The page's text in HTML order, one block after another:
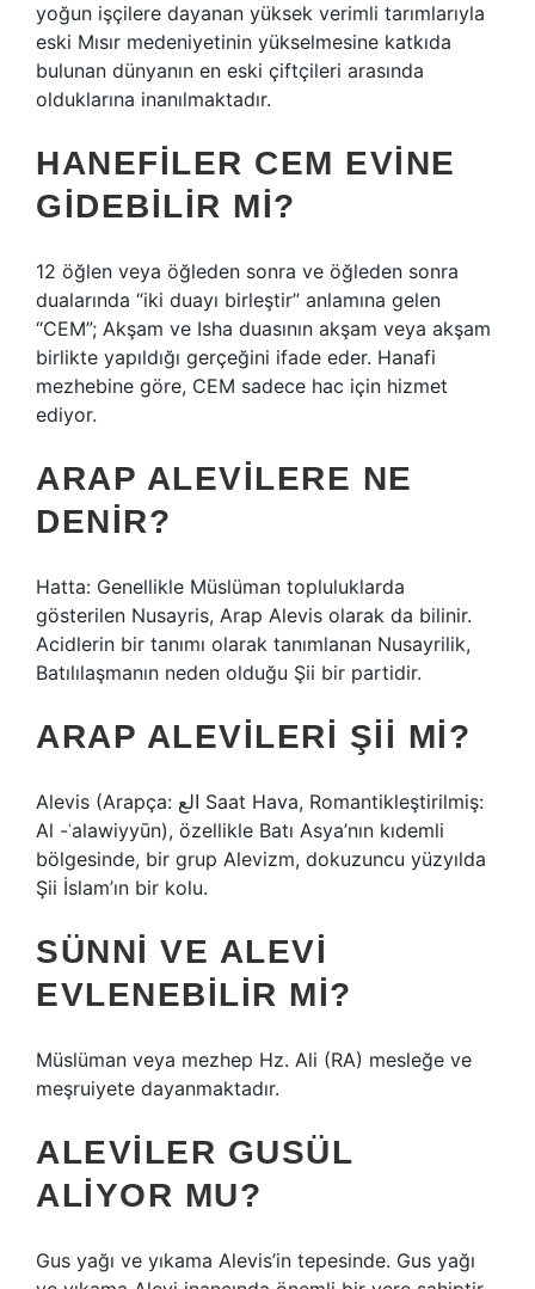
yoğun işçilere dayanan yüksek verimli tarımlarıyla
eski Mısır medeniyetinin yükselmesine katkıda
bulunan dünyanın en eski çiftçileri arasında
olduklarına inanılmaktadır.
HANEFILER CEM EVINE
GIDEBILIR MI?
12 öğlen veya öğleden sonra ve öğleden sonra
dualarında “iki duayı birleştir” anlamına gelen
“CEM”; Akşam ve Isha duasının akşam veya akşam
birlikte yapıldığı gerçeğini ifade eder. Hanafi
mezhebine göre, CEM sadece hac için hizmet
ediyor.
ARAP ALEVILERE NE
DENIR?
Hatta: Genellikle Müslüman topluluklarda
gösterilen Nusayris, Arap Alevis olarak da bilinir.
Acidlerin bir tanımı olarak tanımlanan Nusayrilik,
Batılılaşmanın neden olduğu Şii bir partidir.
ARAP ALEVILERI ŞII MI?
Alevis (Arapça: الع Saat Hava, Romantikleştirilmiş:
Al -ʿalawiyyūn), özellikle Batı Asya’nın kıdemli
bölgesinde, bir grup Alevizm, dokuzuncu yüzyılda
Şii İslam’ın bir kolu.
SÜNNI VE ALEVI
EVLENEBILIR MI?
Müslüman veya mezhep Hz. Ali (RA) mesleğe ve
meşruiyete dayanmaktadır.
ALEVILER GUSÜL
ALIYOR MU?
Gus yağı ve yıkama Alevis’in tepesinde. Gus yağı